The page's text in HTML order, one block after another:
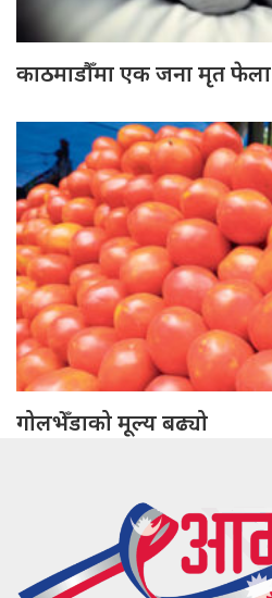
काठमाडौँमा एक जना मृत फेला
गोलभेँडाको मूल्य बढ्यो